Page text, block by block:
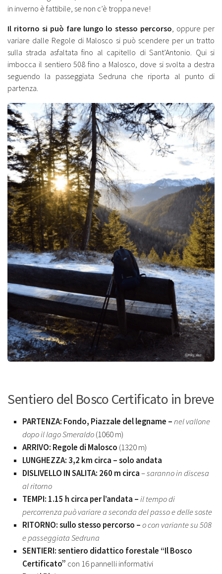
in inverno è fattibile, se non c’è troppa neve!
Il ritorno si può fare lungo lo stesso percorso, oppure per
variare dalle Regole di Malosco si può scendere per un tratto
sulla strada asfaltata fino al capitello di Sant’Antonio. Qui si
imbocca il sentiero 508 fino a Malosco, dove si svolta a destra
seguendo la passeggiata Sedruna che riporta al punto di
partenza.
Sentiero del Bosco Certificato in breve
PARTENZA: Fondo, Piazzale del legname –nel vallone
dopo il lago Smeraldo(1060 m)
ARRIVO: Regole di Malosco (1320 m)
LUNGHEZZA: 3,2 km circa – solo andata
DISLIVELLO IN SALITA: 260 m circa–saranno in discesa
al ritorno
TEMPI: 1.15 h circa per l’andata –il tempo di
percorrenza può variare a seconda del passo e delle soste
RITORNO: sullo stesso percorso –o con variante su 508
e passeggiata Sedruna
SENTIERI: sentiero didattico forestale “Il Bosco
Certificato” con 16 pannelli informativi